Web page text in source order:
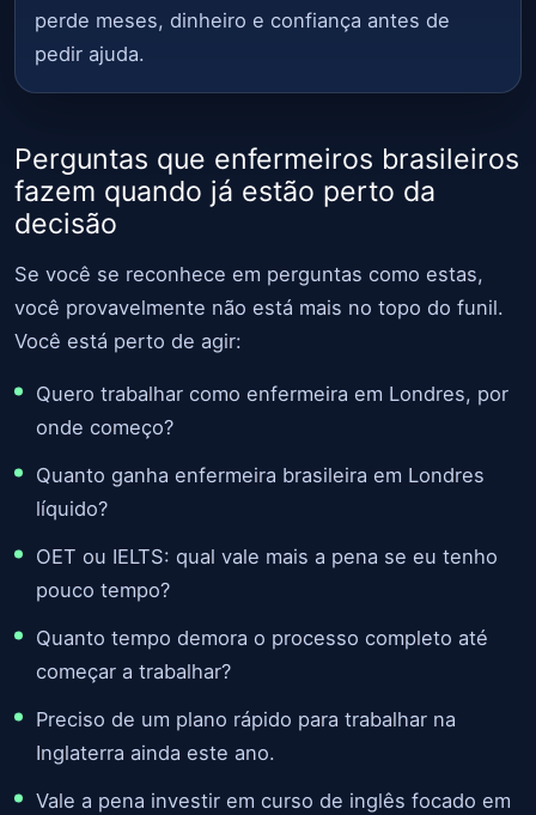
perde meses, dinheiro e confiança antes de
pedir ajuda.
Perguntas que enfermeiros brasileiros
fazem quando já estão perto da
decisão
Se você se reconhece em perguntas como estas,
você provavelmente não está mais no topo do funil.
Você está perto de agir:
Quero trabalhar como enfermeira em Londres, por
onde começo?
Quanto ganha enfermeira brasileira em Londres
líquido?
OET ou IELTS: qual vale mais a pena se eu tenho
pouco tempo?
Quanto tempo demora o processo completo até
começar a trabalhar?
Preciso de um plano rápido para trabalhar na
Inglaterra ainda este ano.
Vale a pena investir em curso de inglês focado em